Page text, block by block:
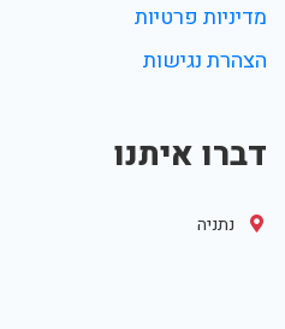
מדיניות פרטיות
הצהרת נגישות
דברו איתנו
נתניה